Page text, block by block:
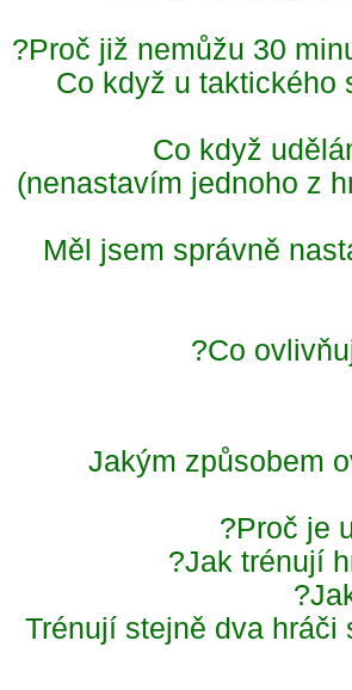
Proč již nemůžu 30
Co když u
Co když
(nenastavím jednoho z
Měl jsem správně
Co
Jakým způsobem
Proč je
Jak trénují
Trénují stejně dva